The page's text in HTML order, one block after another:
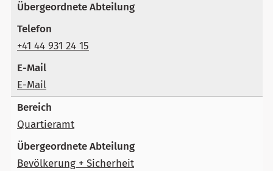
+41 44 931 24 15
E-Mail
Quartieramt
Bevölkerung + Sicherheit